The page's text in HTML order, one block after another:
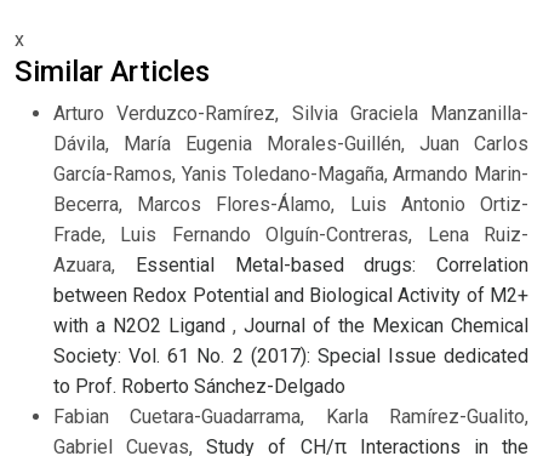
x
Similar Articles
Arturo Verduzco-Ramírez, Silvia Graciela Manzanilla-
Dávila, María Eugenia Morales-Guillén, Juan Carlos
García-Ramos, Yanis Toledano-Magaña, Armando Marin-
Becerra, Marcos Flores-Álamo, Luis Antonio Ortiz-
Frade, Luis Fernando Olguín-Contreras, Lena Ruiz-
Azuara, Essential Metal-based drugs: Correlation
between Redox Potential and Biological Activity of M2+
with a N2O2 Ligand , Journal of the Mexican Chemical
Society: Vol. 61 No. 2 (2017): Special Issue dedicated
to Prof. Roberto Sánchez-Delgado
Fabian Cuetara-Guadarrama, Karla Ramírez-Gualito,
Gabriel Cuevas,Study of CH/π Interactions in the